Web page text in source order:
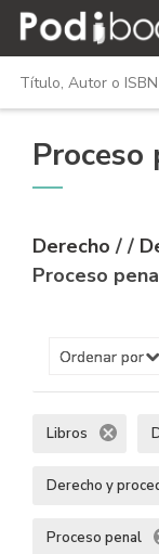
Proceso
Derecho//
Proceso
Libros
Derecho y
Proceso penal